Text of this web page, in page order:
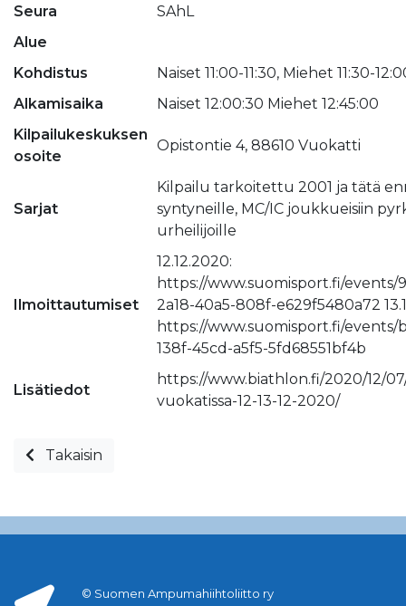
Seura
SAhL
Alue
Kohdistus
Naiset 11:00-11:30, Miehet 11:30-
Alkamisaika
Naiset 12:00:30 Miehet 12:45:00
Kilpailukeskuksen
osoite
Opistontie 4, 88610 Vuokatti
Sarjat
Kilpailu tarkoitettu 2001 ja tätä
syntyneille, MC/IC joukkueisiin
urheilijoille
Ilmoittautumiset
12.12.2020:
https://www.suomisport.fi/events/
2a18-40a5-808f-e629f5480a72
https://www.suomisport.fi/events/
138f-45cd-a5f5-5fd68551bf4b
Lisätiedot
https://www.biathlon.fi/2020/12/
vuokatissa-12-13-12-2020/
Takaisin
© Suomen Ampumahiihtoliitto ry